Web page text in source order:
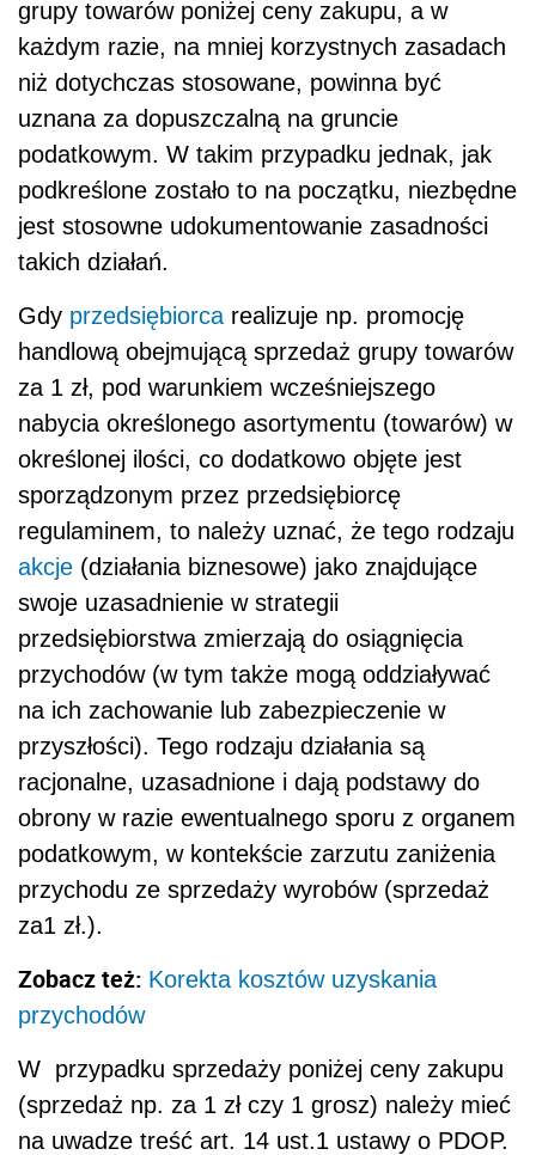
grupy towarów poniżej ceny zakupu, a w
każdym razie, na mniej korzystnych zasadach
niż dotychczas stosowane, powinna być
uznana za dopuszczalną na gruncie
podatkowym. W takim przypadku jednak, jak
podkreślone zostało to na początku, niezbędne
jest stosowne udokumentowanie zasadności
takich działań.
Gdy przedsiębiorca realizuje np. promocję
handlową obejmującą sprzedaż grupy towarów
za 1 zł, pod warunkiem wcześniejszego
nabycia określonego asortymentu (towarów) w
określonej ilości, co dodatkowo objęte jest
sporządzonym przez przedsiębiorcę
regulaminem, to należy uznać, że tego rodzaju
akcje (działania biznesowe) jako znajdujące
swoje uzasadnienie w strategii
przedsiębiorstwa zmierzają do osiągnięcia
przychodów (w tym także mogą oddziaływać
na ich zachowanie lub zabezpieczenie w
przyszłości). Tego rodzaju działania są
racjonalne, uzasadnione i dają podstawy do
obrony w razie ewentualnego sporu z organem
podatkowym, w kontekście zarzutu zaniżenia
przychodu ze sprzedaży wyrobów (sprzedaż
za1 zł.).
Zobacz też: Korekta kosztów uzyskania
przychodów
W przypadku sprzedaży poniżej ceny zakupu
(sprzedaż np. za 1 zł czy 1 grosz) należy mieć
na uwadze treść art. 14 ust.1 ustawy o PDOP.